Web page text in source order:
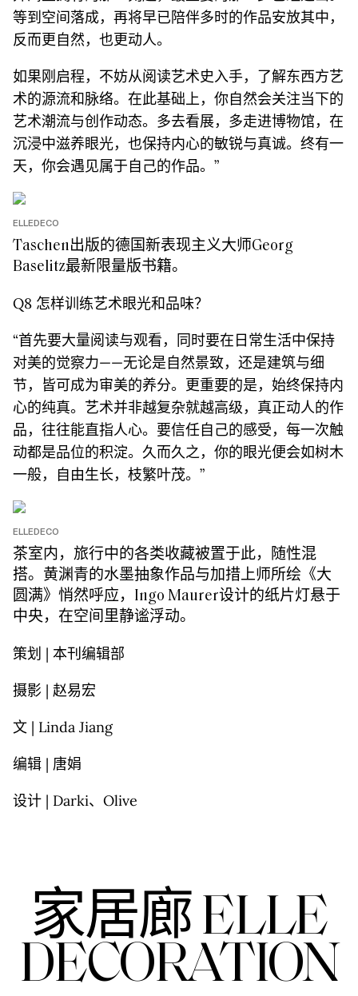
等到空间落成，再将早已陪伴多时的作品安放其中，
反而更自然，也更动人。
如果刚启程，不妨从阅读艺术史入手，了解东西方艺
术的源流和脉络。在此基础上，你自然会关注当下的
艺术潮流与创作动态。多去看展，多走进博物馆，在
沉浸中滋养眼光，也保持内心的敏锐与真诚。终有一
天，你会遇见属于自己的作品。”
ELLEDECO
Taschen出版的德国新表现主义大师Georg
Baselitz最新限量版书籍。
Q8 怎样训练艺术眼光和品味？
“首先要大量阅读与观看，同时要在日常生活中保持
对美的觉察力——无论是自然景致，还是建筑与细
节，皆可成为审美的养分。更重要的是，始终保持内
心的纯真。艺术并非越复杂就越高级，真正动人的作
品，往往能直指人心。要信任自己的感受，每一次触
动都是品位的积淀。久而久之，你的眼光便会如树木
一般，自由生长，枝繁叶茂。”
ELLEDECO
茶室内，旅行中的各类收藏被置于此，随性混
搭。黄渊青的水墨抽象作品与加措上师所绘《大
圆满》悄然呼应，Ingo Maurer设计的纸片灯悬于
中央，在空间里静谧浮动。
策划 | 本刊编辑部
摄影 | 赵易宏
文 | Linda Jiang
编辑 | 唐娟
设计 | Darki、Olive
家居廊 ELLE
DECORATION